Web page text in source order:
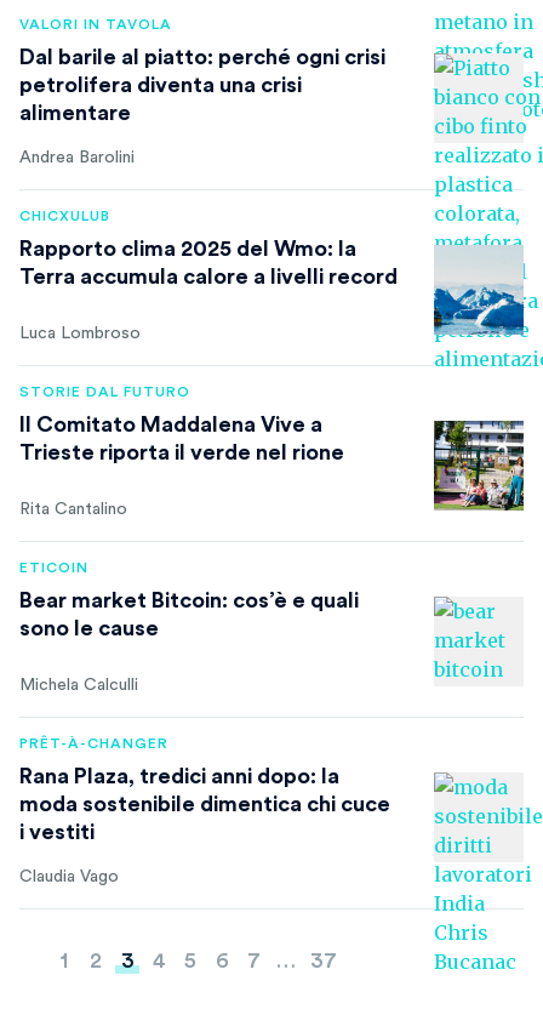
VALORI IN TAVOLA
Dal barile al piatto: perché ogni crisi
petrolifera diventa una crisi
alimentare
Andrea Barolini
CHICXULUB
Rapporto clima 2025 del Wmo: la
Terra accumula calore a livelli record
Luca Lombroso
STORIE DAL FUTURO
Il Comitato Maddalena Vive a
Trieste riporta il verde nel rione
Rita Cantalino
ETICOIN
Bear market Bitcoin: cos’è e quali
sono le cause
Michela Calculli
PRÊT-À-CHANGER
Rana Plaza, tredici anni dopo: la
moda sostenibile dimentica chi cuce
i vestiti
Claudia Vago
Paginazione
1 2 3 4 5 6 7 … 37